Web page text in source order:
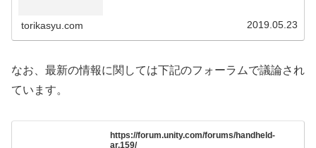
torikasyu.com 2019.05.23
なお、最新の情報に関しては下記のフォーラムで議論され
ています。
https://forum.unity.com/forums/handheld-
ar.159/